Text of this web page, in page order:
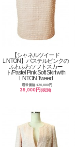
【シャネルツイード
LINTON】パステルピンクの
ふわふわソフトスカー
ト/Pastel Pink Soft Skirt with
LINTON Tweed
通常価格 120,000円
39,000円(税別)